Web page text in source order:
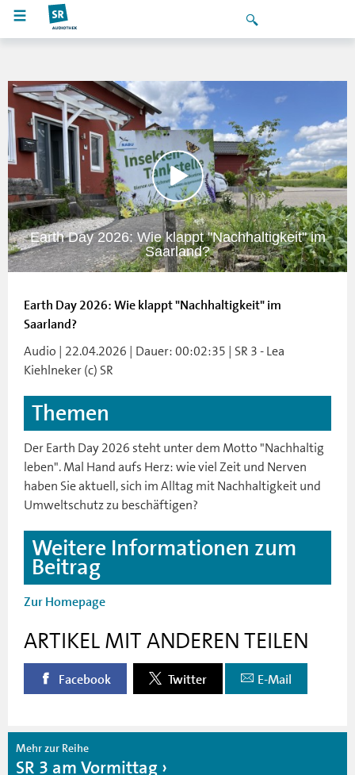
Earth Day 2026: Wie klappt "Nachhaltigkeit" im
Saarland?
Earth Day 2026: Wie klappt "Nachhaltigkeit" im
Saarland?
Audio | 22.04.2026 | Dauer: 00:02:35 | SR 3 - Lea
Kiehlneker (c) SR
Themen
Der Earth Day 2026 steht unter dem Motto "Nachhaltig
leben". Mal Hand aufs Herz: wie viel Zeit und Nerven
haben Sie aktuell, sich im Alltag mit Nachhaltigkeit und
Umweltschutz zu beschäftigen?
Weitere Informationen zum
Beitrag
Zur Homepage
ARTIKEL MIT ANDEREN TEILEN
Facebook Twitter E-Mail
Mehr zur Reihe
SR 3 am Vormittag